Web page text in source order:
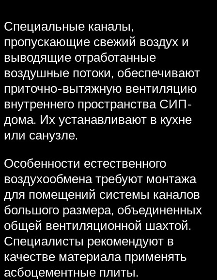
Специальные каналы,
пропускающие свежий воздух и
выводящие отработанные
воздушные потоки, обеспечивают
приточно-вытяжную вентиляцию
внутреннего пространства СИП-
дома. Их устанавливают в кухне
или санузле.
Особенности естественного
воздухообмена требуют монтажа
для помещений системы каналов
большого размера, объединенных
общей вентиляционной шахтой.
Специалисты рекомендуют в
качестве материала применять
асбоцементные плиты.